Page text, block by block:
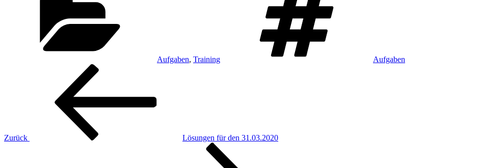
Aufgaben, Training Aufgaben
Beitragsnavigation
Zurück
Lösungen für den 31.03.2020